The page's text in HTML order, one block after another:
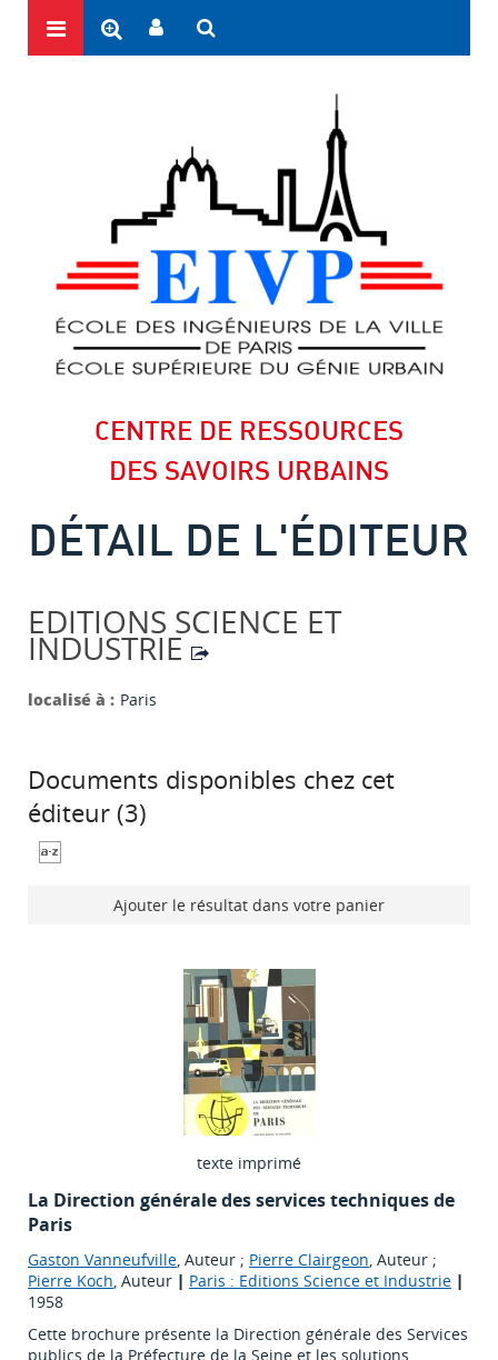
CENTRE DE RESSOURCES
DES SAVOIRS URBAINS
DÉTAIL DE L'ÉDITEUR
EDITIONS SCIENCE ET
INDUSTRIE
localisé à : Paris
Documents disponibles chez cet
éditeur (3)
Ajouter le résultat dans votre panier
texte imprimé
La Direction générale des services techniques de
Paris
Gaston Vanneufville, Auteur ; Pierre Clairgeon, Auteur ;
Pierre Koch, Auteur | Paris : Editions Science et Industrie |
1958
Cette brochure présente la Direction générale des Services
publics de la Préfecture de la Seine et les solutions